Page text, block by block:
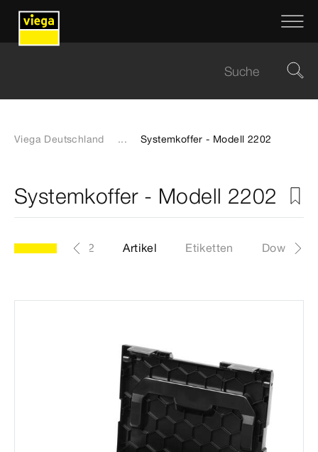
Viega Deutschland ... Systemkoffer - Modell 2202
Systemkoffer - Modell 2202
Modell 2202 Artikel Etiketten